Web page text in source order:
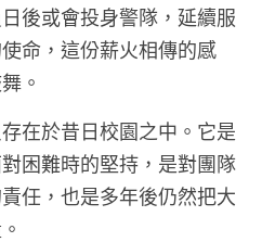
後或會投身警隊，延續服
命，這份薪火相傳的感
。
在於昔日校園之中。它是
困難時的堅持，是對團隊
任，也是多年後仍然把大